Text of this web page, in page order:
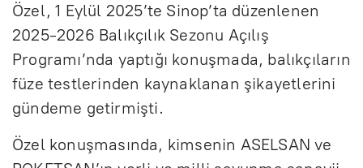
Özel, 1 Eylül 2025’te Sinop’ta düzenlenen
2025-2026 Balıkçılık Sezonu Açılış
Programı’nda yaptığı konuşmada, balıkçıların
füze testlerinden kaynaklanan şikayetlerini
gündeme getirmişti.
Özel konuşmasında, kimsenin ASELSAN ve